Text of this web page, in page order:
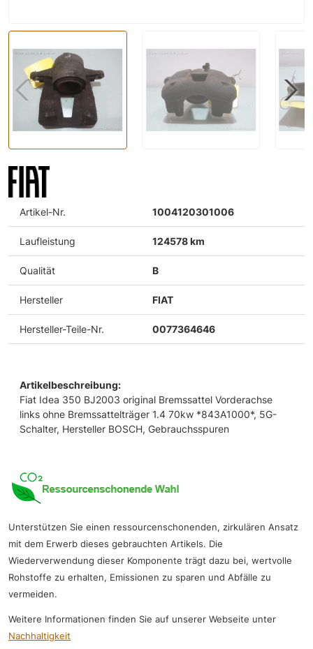
Artikel-Nr. 1004120301006
Laufleistung 124578 km
Qualität B
Hersteller FIAT
Hersteller-Teile-Nr. 0077364646
Artikelbeschreibung:
Fiat Idea 350 BJ2003 original Bremssattel Vorderachse
links ohne Bremssattelträger 1.4 70kw *843A1000*, 5G-
Schalter, Hersteller BOSCH, Gebrauchsspuren
Unterstützen Sie einen ressourcenschonenden, zirkulären Ansatz
mit dem Erwerb dieses gebrauchten Artikels. Die
Wiederverwendung dieser Komponente trägt dazu bei, wertvolle
Rohstoffe zu erhalten, Emissionen zu sparen und Abfälle zu
vermeiden.
Weitere Informationen finden Sie auf unserer Webseite unter
Nachhaltigkeit